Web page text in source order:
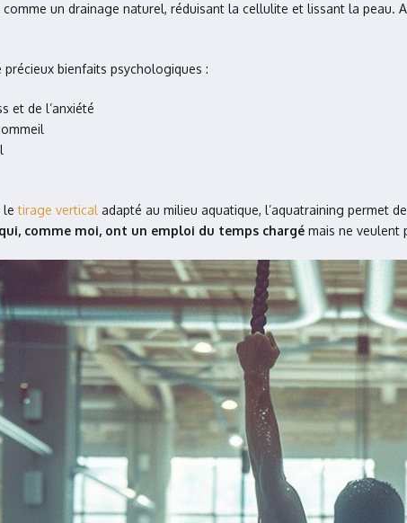
un drainage naturel, réduisant la cellulite et lissant la peau.
bienfaits psychologiques :
et de l’anxiété
letirage vertical adapté au milieu aquatique, l’aquatraining permet
comme moi, ont un emploi du temps chargé mais ne veulent